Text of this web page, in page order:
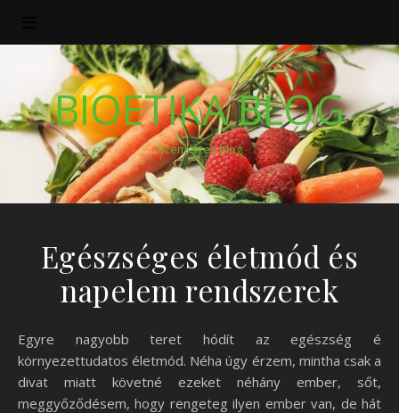
BIOETIKA BLOG
Személyes blog
Egészséges életmód és
napelem rendszerek
Egyre nagyobb teret hódít az egészség é
környezettudatos életmód. Néha úgy érzem, mintha csak a
divat miatt követné ezeket néhány ember, sőt,
meggyőződésem, hogy rengeteg ilyen ember van, de hát